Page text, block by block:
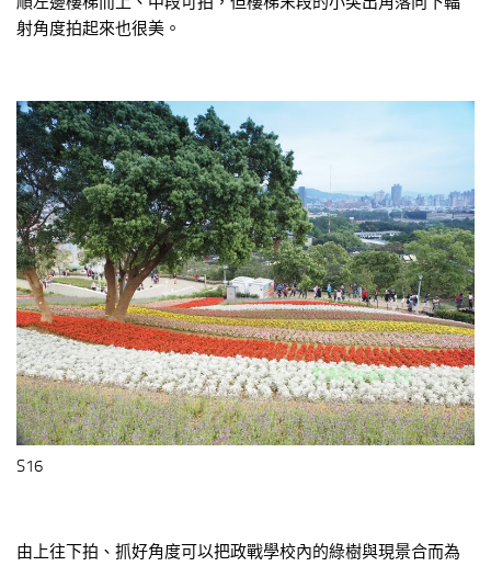
射角度拍起來也很美。
S16
由上往下拍、抓好角度可以把政戰學校內的綠樹與現景合而為